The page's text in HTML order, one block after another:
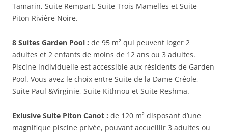
Tamarin, Suite Rempart, Suite Trois Mamelles et Suite
Piton Rivière Noire.
8 Suites Garden Pool : de 95 m² qui peuvent loger 2
adultes et 2 enfants de moins de 12 ans ou 3 adultes.
Piscine individuelle est accessible aux résidents de Garden
Pool. Vous avez le choix entre Suite de la Dame Créole,
Suite Paul &Virginie, Suite Kithnou et Suite Reshma.
Exlusive Suite Piton Canot : de 120 m² disposant d’une
magnifique piscine privée, pouvant accueillir 3 adultes ou